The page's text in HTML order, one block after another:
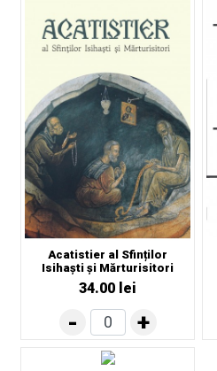
Acatistier al Sfinților
Isihaști și Mărturisitori
34.00 lei